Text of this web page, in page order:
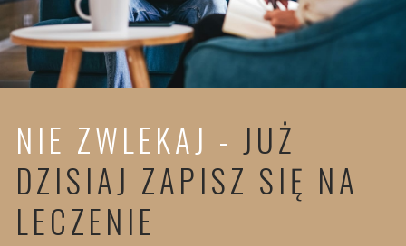
NIE ZWLEKAJ - JUŻ
DZISIAJ ZAPISZ SIĘ NA
LECZENIE